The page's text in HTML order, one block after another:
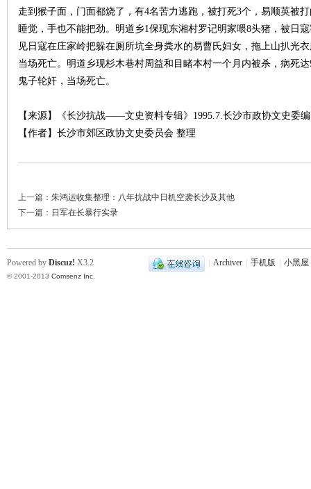
走到猴子面，门面都烧了，有4名苦力逃跑，被打死3个，易顺英被
睡觉，手也不能把劲。明道乡1保现东湘村罗记明家喂8头猪，被日
见日寇在庄家岭把躲在厕所坑全身粪水的易曹氏妇女，拖上山扒光
当场死亡。明道乡现杉木巷村周益和目睹本村一个月内被杀，病死
鬼子轮奸，当场死亡。
【来源】《长沙抗战——文史资料专辑》1995.7.长沙市政协文史委编
【作者】长沙市郊区政协文史委员会 整理
上一篇： 朱鸿运收集整理：八年抗战中日机空袭长沙及其他
下一篇： 日军在长暴行实录
Archiver 手机版 小黑屋
Powered by Discuz! X3.2
© 2001-2013 Comsenz Inc.